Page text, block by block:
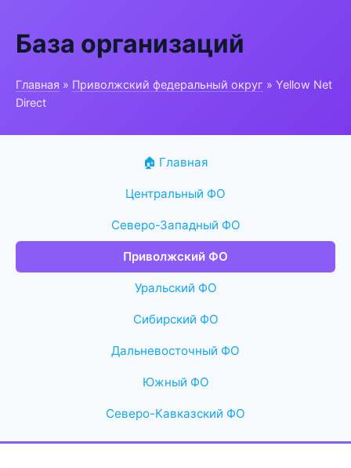
База организаций
Главная » Приволжский федеральный округ » Yellow Net
Direct
🏠 Главная
Центральный ФО
Северо-Западный ФО
Приволжский ФО
Уральский ФО
Сибирский ФО
Дальневосточный ФО
Южный ФО
Северо-Кавказский ФО